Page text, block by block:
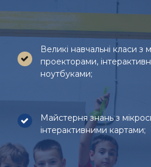
Великі навчальні класи з
проекторами,
ноутбуками;
Майстерня знань з
інтерактивними картами;